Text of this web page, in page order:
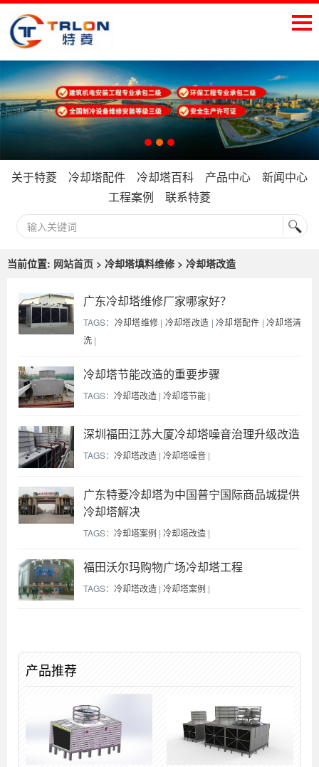
关于特菱 冷却塔配件 冷却塔百科 产品中心
新闻中心
工程案例
联系特菱
当前位置: 网站首页 > 冷却塔填料维修 > 冷却塔改造
广东冷却塔维修厂家哪家好？
TAGS： 冷却塔维修 | 冷却塔改造 | 冷却塔配件 |冷却塔清
洗 |
冷却塔节能改造的重要步骤
TAGS： 冷却塔改造 | 冷却塔节能 |
深圳福田江苏大厦冷却塔噪音治理升级改造
TAGS： 冷却塔改造 | 冷却塔噪音 |
广东特菱冷却塔为中国普宁国际商品城提供
冷却塔解决
TAGS： 冷却塔案例 | 冷却塔改造 |
福田沃尔玛购物广场冷却塔工程
TAGS： 冷却塔改造 | 冷却塔案例 |
产品推荐